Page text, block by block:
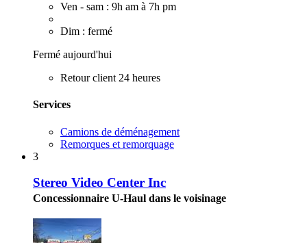
Ven - sam : 9h am à 7h pm
Dim : fermé
Fermé aujourd'hui
Retour client 24 heures
Services
Camions de déménagement
Remorques et remorquage
3
Stereo Video Center Inc
Concessionnaire U-Haul dans le voisinage